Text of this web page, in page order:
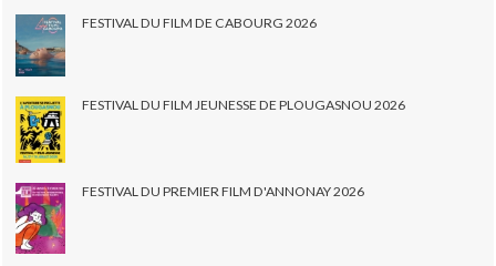
FESTIVAL DU FILM DE CABOURG 2026
FESTIVAL DU FILM JEUNESSE DE PLOUGASNOU 2026
FESTIVAL DU PREMIER FILM D'ANNONAY 2026